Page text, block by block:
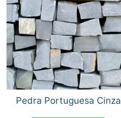
Pedra Portuguesa Cinza